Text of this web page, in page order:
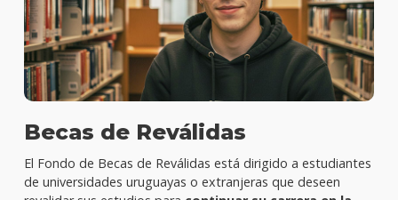
Becas de Reválidas
El Fondo de Becas de Reválidas está dirigido a estudiantes
de universidades uruguayas o extranjeras que deseen